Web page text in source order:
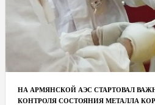
НА АРМЯНСКОЙ АЭС СТАРТОВАЛ
КОНТРОЛЯ СОСТОЯНИЯ МЕТАЛЛА